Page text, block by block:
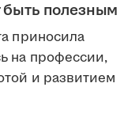
быть полезным
приносила
на профессии,
и развитием